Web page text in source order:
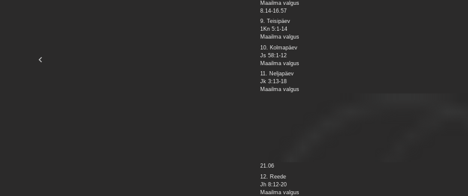
Maailma valgus
8.14-16.57
9. Teisipäev
1Kn 5:1-14
Maailma valgus
10. Kolmapäev
Js 58:1-12
Maailma valgus
11. Neljapäev
Jk 3:13-18
Maailma valgus
21.06
12. Reede
Jh 8:12-20
Maailma valgus